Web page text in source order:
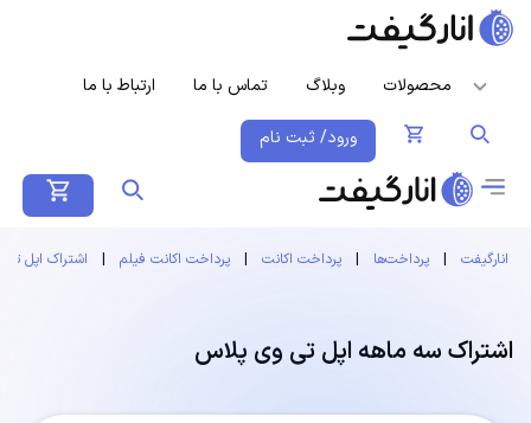
محصولات وبلاگ تماس با ما ارتباط با ما
ورود/ ثبت نام
انارگیفت | پرداخت‌ها | پرداخت اکانت | پرداخت اکانت فیلم | اشتراک اپل
اشتراک سه ماهه اپل تی وی پلاس